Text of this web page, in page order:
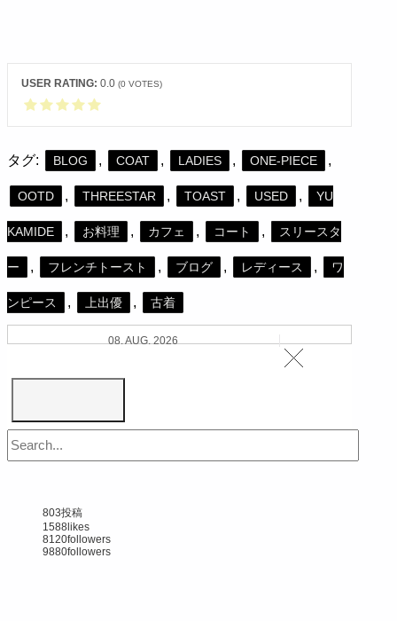
USER RATING: 0.0 (0 VOTES)
タグ: BLOG , COAT , LADIES , ONE-PIECE ,
OOTD , THREESTAR , TOAST , USED , YU
KAMIDE , お料理 , カフェ , コート , スリースタ
ー , フレンチトースト , ブログ , レディース , ワ
ンピース , 上出優 , 古着
08. AUG. 2026
803投稿
1588likes
8120followers
9880followers